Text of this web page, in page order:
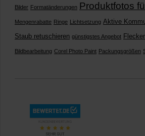
Bilder Formatänderungen Produktfotos
Mengenrabatte Ringe Lichtsetzung Aktive
Staub retuschieren günstigstes Angebot
Bildbearbeitung Corel Photo Paint Packungsgrößen